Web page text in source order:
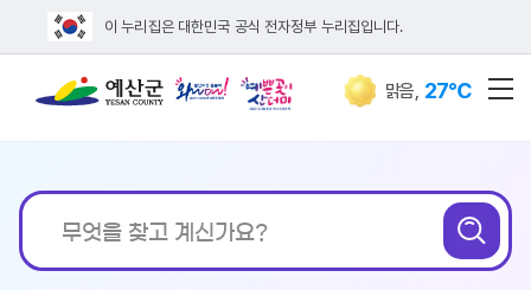
이 누리집은 대한민국 공식 전자정부 누리집입니다.
맑음, 27℃
통합검색